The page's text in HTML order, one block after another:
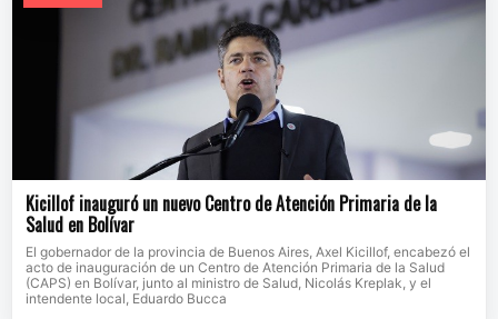
Kicillof inauguró un nuevo Centro de Atención Primaria de la
Salud en Bolívar
El gobernador de la provincia de Buenos Aires, Axel Kicillof, encabezó el
acto de inauguración de un Centro de Atención Primaria de la Salud
(CAPS) en Bolívar, junto al ministro de Salud, Nicolás Kreplak, y el
intendente local, Eduardo Bucca